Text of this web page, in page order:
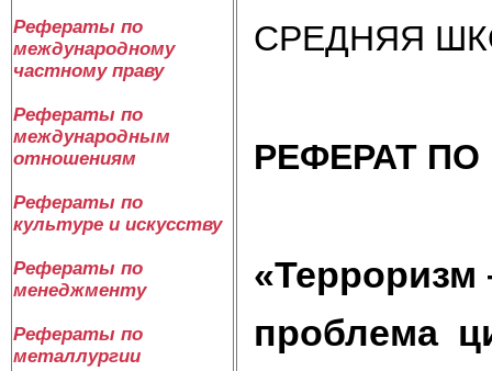
Рефераты по
международному
частному праву
Рефераты по
международным
отношениям
Рефераты по
культуре и искусству
Рефераты по
менеджменту
Рефераты по
металлургии
СРЕДНЯЯ
РЕФЕРАТ
«Терроризм
проблема